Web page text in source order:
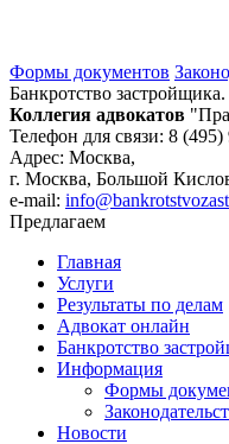
Формы документов
Банкротство
Коллегия адвокатов
Телефон для связи: 8 (495)
Адрес: Москва,
г. Москва, Большой
e-mail:
Предлагаем
Главная
Услуги
Результаты по делам
Адвокат онлайн
Банкротство
Информация
Формы
Новости